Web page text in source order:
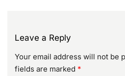
Leave a Reply
Your email address will not be
fields are marked *